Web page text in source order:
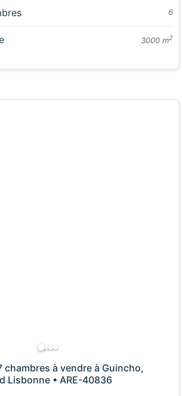
6
3000 m2
chambres à vendre à Guincho,
Lisbonne • ARE-40836